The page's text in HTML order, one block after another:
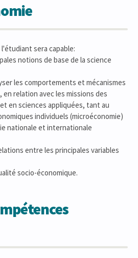
sera capable:
notions de base de la science
les comportements et mécanismes
en relation avec les missions des
en sciences appliquées, tant au
individuels (microéconomie)
nationale et internationale
entre les principales variables
socio-économique.